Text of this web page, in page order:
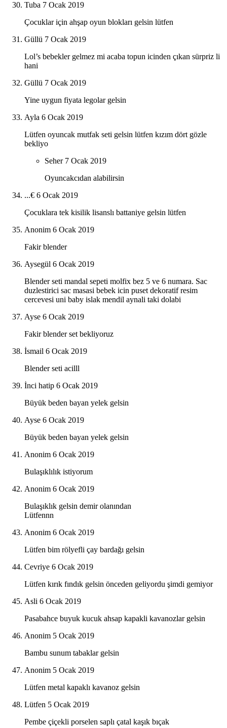
Tuba 7 Ocak 2019
Çocuklar için ahşap oyun blokları gelsin lütfen
Güllü 7 Ocak 2019
Lol’s bebekler gelmez mi acaba topun icinden çıkan sürpriz li
hani
Güllü 7 Ocak 2019
Yine uygun fiyata legolar gelsin
Ayla 6 Ocak 2019
Lütfen oyuncak mutfak seti gelsin lütfen kızım dört gözle
bekliyo
Seher 7 Ocak 2019
Oyuncakcıdan alabilirsin
...€ 6 Ocak 2019
Çocuklara tek kisilik lisanslı battaniye gelsin lütfen
Anonim 6 Ocak 2019
Fakir blender
Aysegül 6 Ocak 2019
Blender seti mandal sepeti molfix bez 5 ve 6 numara. Sac
duzlestirici sac masasi bebek icin puset dekoratif resim
cercevesi uni baby islak mendil aynali taki dolabi
Ayse 6 Ocak 2019
Fakir blender set bekliyoruz
İsmail 6 Ocak 2019
Blender seti acilll
İnci hatip 6 Ocak 2019
Büyük beden bayan yelek gelsin
Ayse 6 Ocak 2019
Büyük beden bayan yelek gelsin
Anonim 6 Ocak 2019
Bulaşıklılık istiyorum
Anonim 6 Ocak 2019
Bulaşıklık gelsin demir olanından
Lütfennn
Anonim 6 Ocak 2019
Lütfen bim rölyefli çay bardağı gelsin
Cevriye 6 Ocak 2019
Lütfen kırık fındık gelsin önceden geliyordu şimdi gemiyor
Asli 6 Ocak 2019
Pasabahce buyuk kucuk ahsap kapakli kavanozlar gelsin
Anonim 5 Ocak 2019
Bambu sunum tabaklar gelsin
Anonim 5 Ocak 2019
Lütfen metal kapaklı kavanoz gelsin
Lütfen 5 Ocak 2019
Pembe çiçekli porselen saplı çatal kaşık bıçak